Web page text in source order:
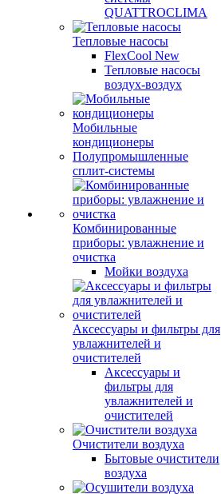
QUATTROCLIMA
Тепловые насосы
FlexCool New
Тепловые насосы
воздух-воздух
Мобильные
кондиционеры
Полупромышленные
сплит-системы
Комбинированные
приборы: увлажнение и
очистка
Мойки воздуха
Аксессуары и фильтры для
увлажнителей и
очистителей
Аксессуары и
фильтры для
увлажнителей и
очистителей
Очистители воздуха
Бытовые очистители
воздуха